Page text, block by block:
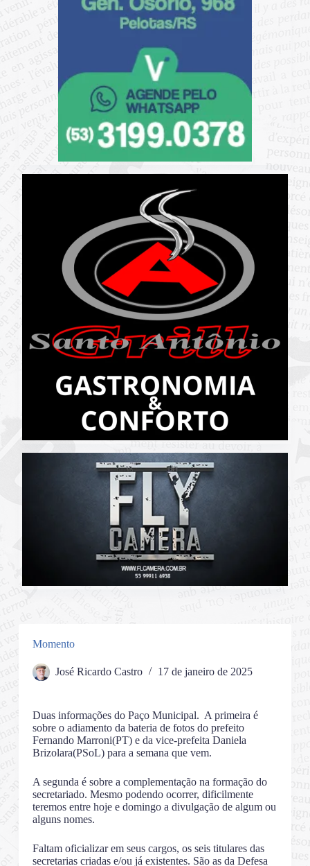
Momento
José Ricardo Castro 17 de janeiro de 2025
Duas informações do Paço Municipal. A primeira é
sobre o adiamento da bateria de fotos do prefeito
Fernando Marroni(PT) e da vice-prefeita Daniela
Brizolara(PSoL) para a semana que vem.
A segunda é sobre a complementação na formação do
secretariado. Mesmo podendo ocorrer, dificilmente
teremos entre hoje e domingo a divulgação de algum ou
alguns nomes.
Faltam oficializar em seus cargos, os seis titulares das
secretarias criadas e/ou já existentes. São as da Defesa